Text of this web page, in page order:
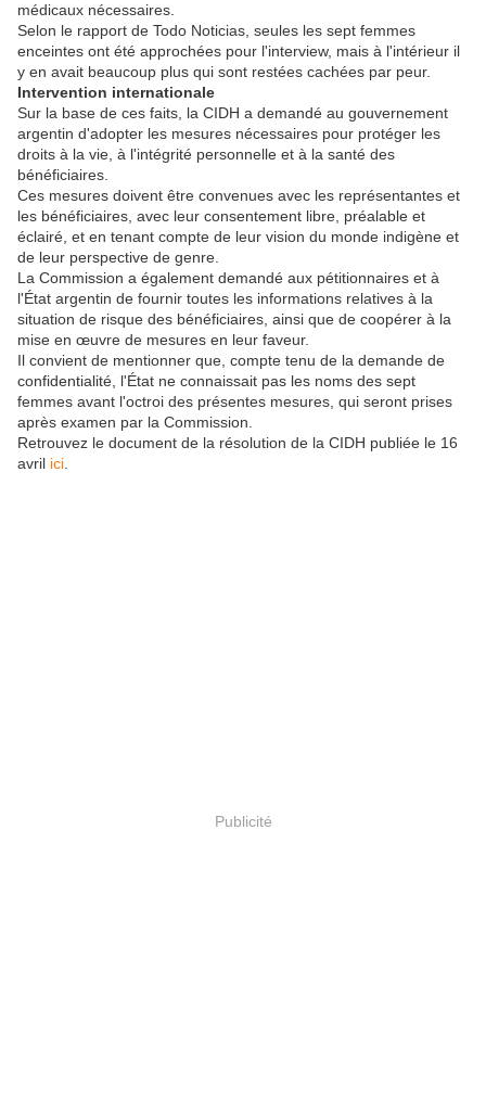
médicaux nécessaires.
Selon le rapport de Todo Noticias, seules les sept femmes
enceintes ont été approchées pour l'interview, mais à l'intérieur il
y en avait beaucoup plus qui sont restées cachées par peur.
Intervention internationale
Sur la base de ces faits, la CIDH a demandé au gouvernement
argentin d'adopter les mesures nécessaires pour protéger les
droits à la vie, à l'intégrité personnelle et à la santé des
bénéficiaires.
Ces mesures doivent être convenues avec les représentantes et
les bénéficiaires, avec leur consentement libre, préalable et
éclairé, et en tenant compte de leur vision du monde indigène et
de leur perspective de genre.
La Commission a également demandé aux pétitionnaires et à
l'État argentin de fournir toutes les informations relatives à la
situation de risque des bénéficiaires, ainsi que de coopérer à la
mise en œuvre de mesures en leur faveur.
Il convient de mentionner que, compte tenu de la demande de
confidentialité, l'État ne connaissait pas les noms des sept
femmes avant l'octroi des présentes mesures, qui seront prises
après examen par la Commission.
Retrouvez le document de la résolution de la CIDH publiée le 16
avril ici
Publicité